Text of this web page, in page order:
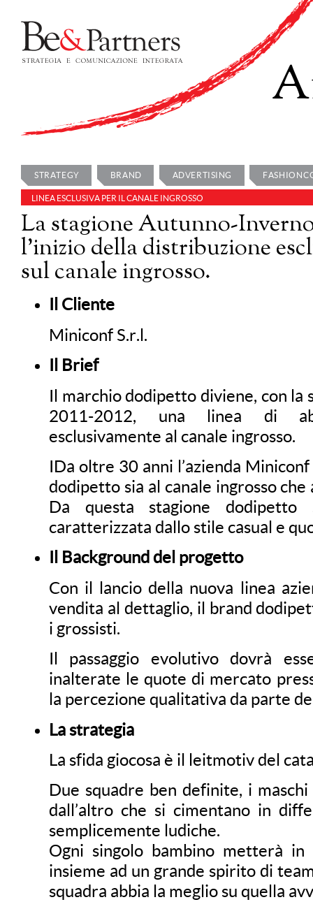
STRATEGY BRAND ADVERTISING FASHION
LINEA ESCLUSIVA PER IL CANALE INGROSSO
La stagione Autunno-Inverno
l’inizio della distribuzione
sul canale ingrosso.
Il Cliente
Miniconf S.r.l.
Il Brief
Il marchio dodipetto diviene, con la
2011-2012, una linea di
esclusivamente al canale ingrosso.
IDa oltre 30 anni l’azienda
dodipetto sia al canale ingrosso
Da questa stagione
caratterizzata dallo stile casual e
Il Background del progetto
Con il lancio della nuova linea
vendita al dettaglio, il brand
i grossisti.
Il passaggio evolutivo dovrà
inalterate le quote di mercato
la percezione qualitativa da parte
La strategia
La sfida giocosa è il leitmotiv del
Due squadre ben definite, i
dall’altro che si cimentano in
semplicemente ludiche.
Ogni singolo bambino metterà
insieme ad un grande spirito di
squadra abbia la meglio su quella